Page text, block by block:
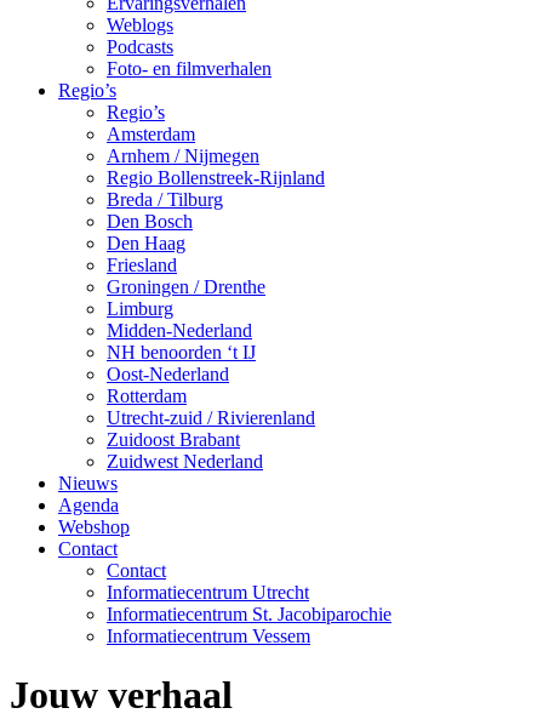
Weblogs
Podcasts
Foto- en filmverhalen
Regio’s
Regio’s
Amsterdam
Arnhem / Nijmegen
Regio Bollenstreek-Rijnland
Breda / Tilburg
Den Bosch
Den Haag
Friesland
Groningen / Drenthe
Limburg
Midden-Nederland
NH benoorden ‘t IJ
Oost-Nederland
Rotterdam
Utrecht-zuid / Rivierenland
Zuidoost Brabant
Zuidwest Nederland
Nieuws
Agenda
Webshop
Contact
Contact
Informatiecentrum Utrecht
Informatiecentrum St. Jacobiparochie
Informatiecentrum Vessem
Jouw verhaal